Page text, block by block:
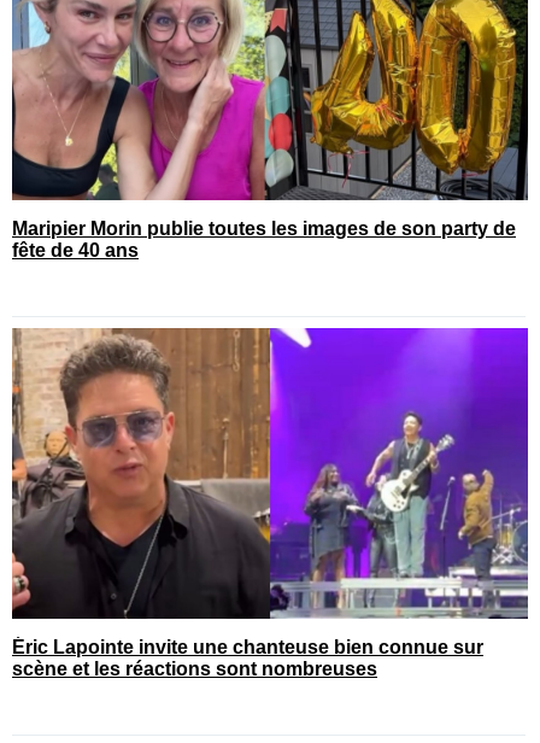
Maripier Morin publie toutes les images de son party de
fête de 40 ans
Éric Lapointe invite une chanteuse bien connue sur
scène et les réactions sont nombreuses